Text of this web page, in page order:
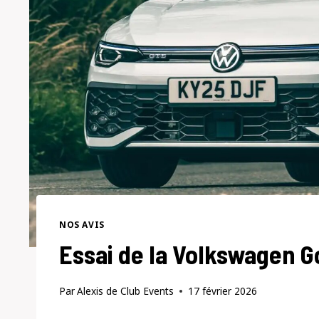
NOS AVIS
Essai de la Volkswagen
ParAlexis de Club Events 17 février 2026